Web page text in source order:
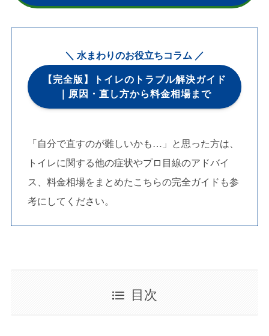
＼ 水まわりのお役立ちコラム ／
【完全版】トイレのトラブル解決ガイド
｜原因・直し方から料金相場まで
「自分で直すのが難しいかも…」と思った方は、
トイレに関する他の症状やプロ目線のアドバイ
ス、料金相場をまとめたこちらの完全ガイドも参
考にしてください。
目次